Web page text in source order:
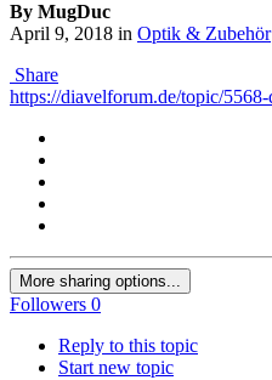
By MugDuc
April 9, 2018 in Optik & Zubehör
Share
https://diavelforum.de/topic/
More sharing options...
Followers 0
Reply to this topic
Start new topic